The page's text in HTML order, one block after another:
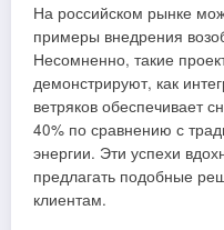
На российском рынке
примеры внедрения
Несомненно, такие
демонстрируют, как
ветряков обеспечивает
40% по сравнению с
энергии. Эти успехи
предлагать подобные
клиентам.